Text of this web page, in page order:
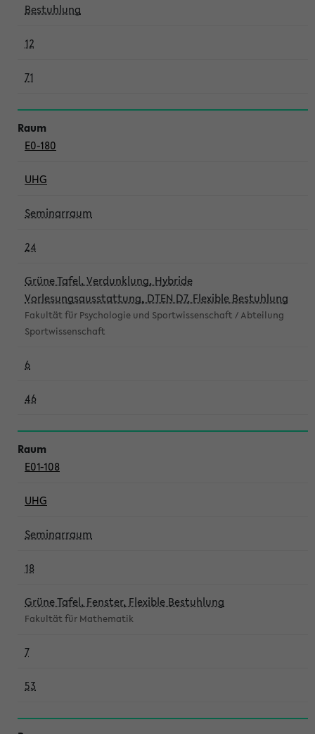
Bestuhlung
12
71
E0-180
UHG
Seminarraum
24
Grüne Tafel, Verdunklung, Hybride
Vorlesungsausstattung, DTEN D7, Flexible Bestuhlung
Fakultät für Psychologie und Sportwissenschaft / Abteilung
Sportwissenschaft
6
46
E01-108
UHG
Seminarraum
18
Grüne Tafel, Fenster, Flexible Bestuhlung
Fakultät für Mathematik
7
53